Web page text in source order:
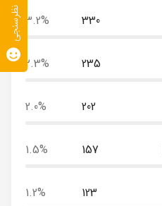
330
3.2%
235
2.3%
202
2.0%
157
1.5%
123
1.2%
نظرسنجی